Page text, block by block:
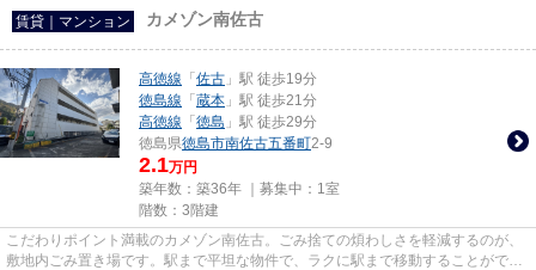
賃貸｜マンション カメゾン南佐古
高徳線 「 佐古 」駅 徒歩19分
徳島線 「 蔵本 」駅 徒歩21分
高徳線 「 徳島 」駅 徒歩29分
徳島県徳島市南佐古五番町2-9
2.1万円
築年数：築36年 ｜募集中： 1室
階数：3階建
こだわりポイント満載のカメゾン南佐古。ごみ捨ての煩わしさを軽減するのが、
敷地内ごみ置き場です。駅まで平坦な物件で、ラクに駅まで移動することができ